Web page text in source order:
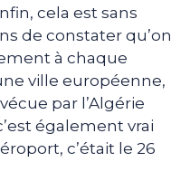
cela est sans
de constater qu’on
à chaque
ville européenne,
par l’Algérie
également vrai
c’était le 26